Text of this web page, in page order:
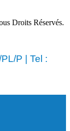
Droits Réservés.
P | Tel :